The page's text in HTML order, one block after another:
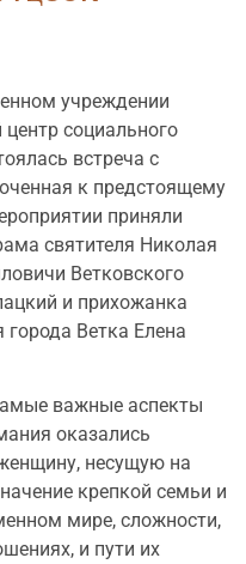
учреждении
социального
встреча с
к предстоящему
приняли
святителя Николая
Ветковского
и прихожанка
Ветка Елена
важные аспекты
оказались
несущую на
крепкой семьи и
мире, сложности,
и пути их